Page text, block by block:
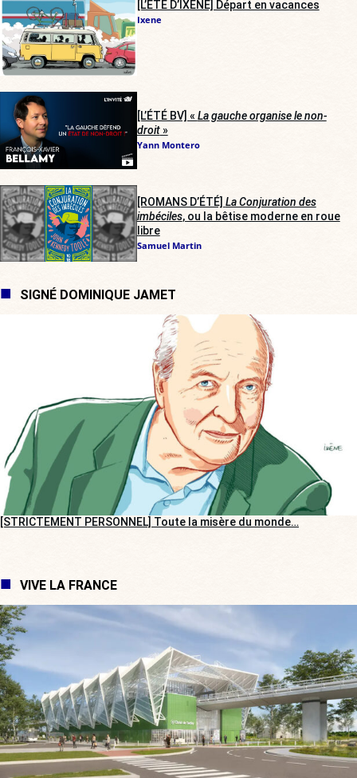
[L’ÉTÉ D’IXÈNE] Départ en vacances
Ixene
[L’ÉTÉ BV] « La gauche organise le non-
droit»
Yann Montero
[ROMANS D’ÉTÉ] La Conjuration des
imbéciles, ou la bêtise moderne en roue
libre
Samuel Martin
SIGNÉ DOMINIQUE JAMET
[STRICTEMENT PERSONNEL] Toute la misère du monde…
VIVE LA FRANCE